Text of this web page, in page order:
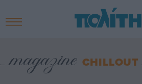
CHILLOUT